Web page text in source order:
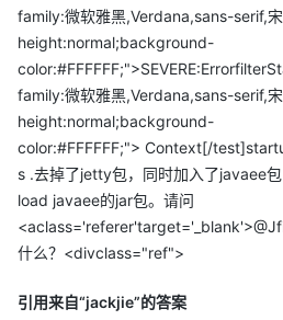
ava:193)
at
at
ava:1138)
at
.endElement(AbstractSAXParse
r.java:604)
family:微软雅黑,Verdana,sans-serif,
height:normal;background-
family:微软雅黑,Verdana,sans-serif,
height:normal;background-
color:#FFFFFF;"> Context[/
s .去掉了jetty包，同时加入了javaee
load javaee的jar包。请问
什么？<divclass="ref">
引用来自“jackjie”的答案